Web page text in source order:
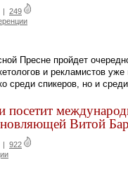
249
Пресне пройдет
и рекламистов уже
среди спикеров, но и
посетит
Витой
| 922